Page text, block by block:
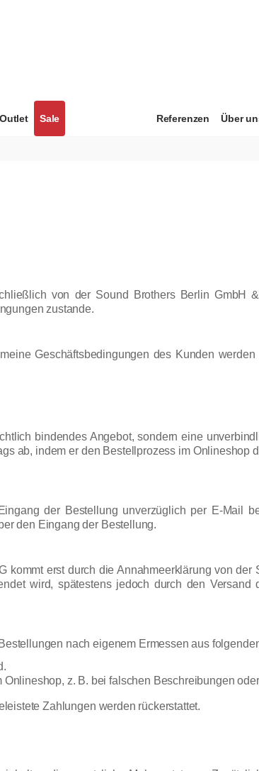
Outlet Sale Referenzen Über
von der Sound Brothers Berlin
zustande.
Geschäftsbedingungen des Kunden
bindendes Angebot, sondern eine
ab, indem er den Bestellprozess im Onlineshop
der Bestellung unverzüglich per E-Mail
den Eingang der Bestellung.
kommt erst durch die Annahmeerklärung von
wird, spätestens jedoch durch den
nach eigenem Ermessen aus
z. B. bei falschen Beschreibungen
Zahlungen werden rückerstattet.